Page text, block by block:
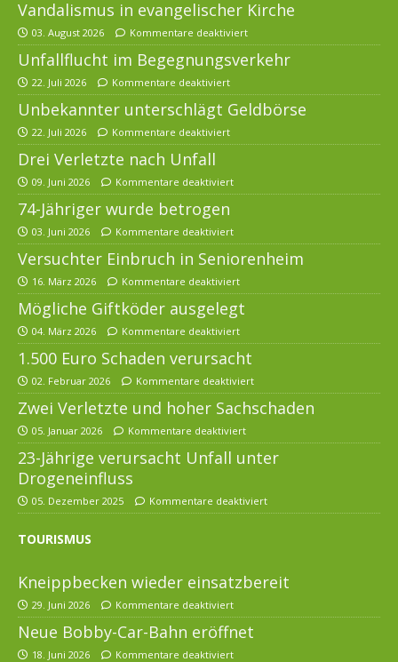
Vandalismus in evangelischer Kirche
03. August 2026 Kommentare deaktiviert
Unfallflucht im Begegnungsverkehr
22. Juli 2026 Kommentare deaktiviert
Unbekannter unterschlägt Geldbörse
22. Juli 2026 Kommentare deaktiviert
Drei Verletzte nach Unfall
09. Juni 2026 Kommentare deaktiviert
74-Jähriger wurde betrogen
03. Juni 2026 Kommentare deaktiviert
Versuchter Einbruch in Seniorenheim
16. März 2026 Kommentare deaktiviert
Mögliche Giftköder ausgelegt
04. März 2026 Kommentare deaktiviert
1.500 Euro Schaden verursacht
02. Februar 2026 Kommentare deaktiviert
Zwei Verletzte und hoher Sachschaden
05. Januar 2026 Kommentare deaktiviert
23-Jährige verursacht Unfall unter
Drogeneinfluss
05. Dezember 2025 Kommentare deaktiviert
TOURISMUS
Kneippbecken wieder einsatzbereit
29. Juni 2026 Kommentare deaktiviert
Neue Bobby-Car-Bahn eröffnet
18. Juni 2026 Kommentare deaktiviert